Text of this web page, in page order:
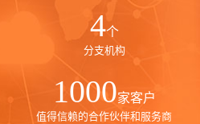
4个
分支机构
1000家客户
值得信赖的合作伙伴和服务商